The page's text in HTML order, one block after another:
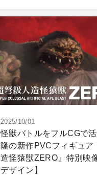
2025/10/01
怪獣バトルをフルCGで
隆の新作PVCフィギュア
造怪猿獣ZERO』特別映
デザイン】